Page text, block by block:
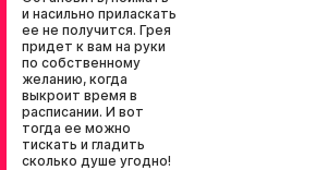
и насильно приласкать
ее не получится. Грея
придет к вам на руки
по собственному
желанию, когда
выкроит время в
расписании. И вот
тогда ее можно
тискать и гладить
сколько душе угодно!